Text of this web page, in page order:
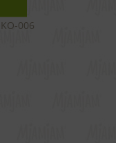
006